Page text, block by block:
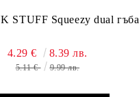
STUFF Squeezy dual гъба
4.29 € 8.39 лв.
5.11 € 9.99 лв.